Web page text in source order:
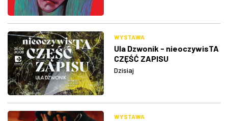
WYSTAWA
Ula Dzwonik - nieoczywisTA
CZĘŚĆ ZAPISU
Dzisiaj
WYSTAWA